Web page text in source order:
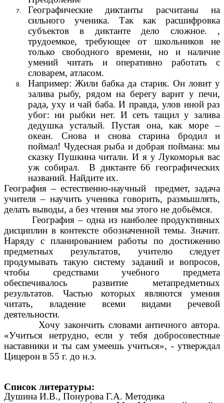
Географические диктанты расчитаны на
сильного ученика. Так как расшифровка
субъектов в диктанте дело сложное. ,
трудоемкое, требующее от школьников не
только свободного времени, но и наличие
умений читать и оперативно работать с
словарем, атласом.
Например: Жили бабка да старик. Он ловит у
залива рыбу, рядом на берегу варит у печи,
рада, уху и чай баба. И правда, улов иной раз
убог: ни рыбки нет. И сеть тащил у залива
дедушка усталый. Пустая она, как море –
океан. Снова и снова старина бродил и
поймал! Чудесная рыба и добрая поймана: мы
сказку Пушкина читали. И я у Лукоморья вас
уж собирал. В диктанте 66 географических
названий. Найдите их.
География – естественно-научный предмет, задача
учителя – научить ученика говорить, размышлять,
делать выводы, а без чтения мы этого не добьёмся.
География – одна из наиболее продуктивных
дисциплин в контексте обозначенной темы. Значит.
Наряду с планированием работы по достижению
предметных результатов, учителю следует
продумывать такую систему заданий и вопросов,
чтобы средствами учебного предмета
обеспечивалось развитие метапредметных
результатов. Частью которых являются умения
читать, владение всеми видами речевой
деятельности.
Хочу закончить словами античного автора.
«Учиться нетрудно, если у тебя добросовестные
наставники и ты сам умеешь учиться», - утверждал
Цицерон в 55 г. до н.э.
Список литературы:
Душина И.В., Понурова Г.А. Методика